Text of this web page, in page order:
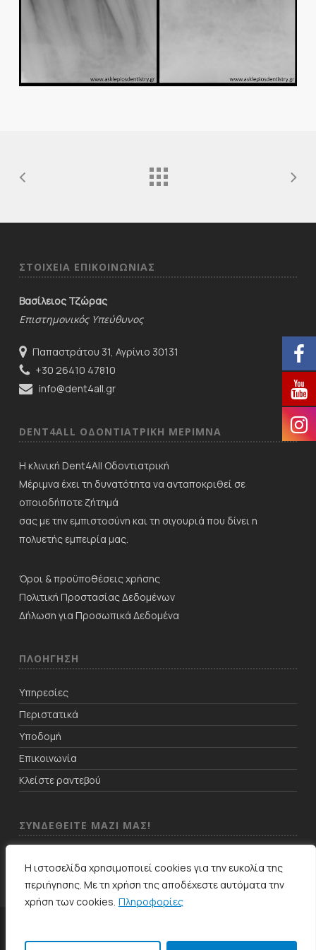
Η ιστοσελίδα χρησιμοποιεί cookies για την ευκολία της
περιήγησης. Με τη χρήση της αποδέχεστε αυτόματα την
χρήση των cookies. Πληροφορίες
ΣΤΟΙΧΕΙΑ ΕΠΙΚΟΙΝΩΝΙΑΣ
Βασίλειος Τζώρας
Επιστημονικός Υπεύθυνος
Παπαστράτου 31, Αγρίνιο 30131
+30 26410 47810
info@dent4all.gr
DENT4ALL ΟΔΟΝΤΙΑΤΡΙΚΗ ΜΕΡΙΜNΑ
Η κλινική Dent4All Οδοντιατρική
Μέριμνα έχει τη δυνατότητα να ανταποκριθεί σε
οποιοδήποτε ζήτημά
σας με την εμπιστοσύνη και τη σιγουριά που δίνει η
πολυετής εμπειρία μας.
Όροι & προϋποθέσεις χρήσης
Πολιτική Προστασίας Δεδομένων
Δήλωση για Προσωπικά Δεδομένα
ΠΛΟΗΓΗΣΗ
Υπηρεσίες
Περιστατικά
Υποδομή
Επικοινωνία
Κλείστε ραντεβού
ΣΥΝΔΕΘΕΙΤΕ ΜΑΖΙ ΜΑΣ!
byChC